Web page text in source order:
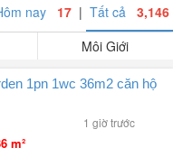
nay 17 | Tất cả 3,146
Môi Giới
1pn 1wc 36m2 căn hộ
1 giờ trước
m²